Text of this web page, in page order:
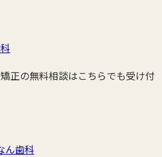
正の無料相談はこちらでも受け付
ん歯科